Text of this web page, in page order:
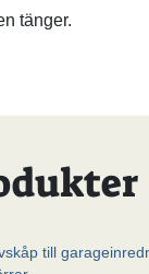
tänger.